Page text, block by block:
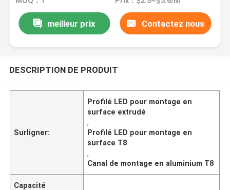
meilleur prix Contactez nous
DESCRIPTION DE PRODUIT
Surligner:
Profilé LED pour montage en
surface extrudé
,
Profilé LED pour montage en
surface T8
,
Canal de montage en aluminium T8
Capacité